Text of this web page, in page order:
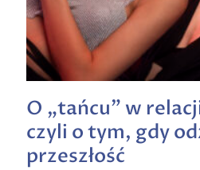
O „tańcu” w
czyli o tym, gdy
przeszłość